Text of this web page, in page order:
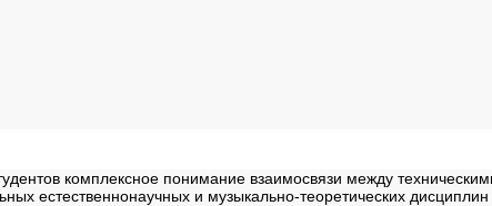
комплексное понимание взаимосвязи между
естественнонаучных и музыкально-теоретических